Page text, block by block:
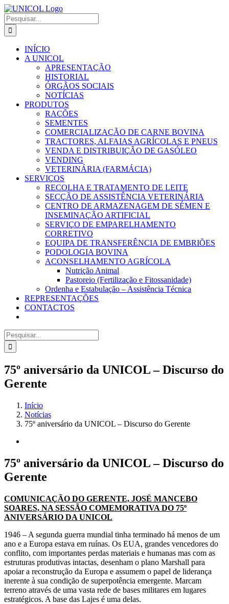
Skip
to
content
Pesquisar
INÍCIO
A UNICOL
APRESENTAÇÃO
HISTORIAL
ÓRGÃOS SOCIAIS
NOTÍCIAS
PRODUTOS
RAÇÕES
SEMENTES
COMERCIALIZAÇÃO DE CARNE BOVINA
TRACTORES, ALFAIAS AGRÍCOLAS E PNEUS
VENDA E DISTRIBUIÇÃO DE GASÓLEO
VENDING
VETERINÁRIA (FARMÁCIA)
SERVIÇOS
RECOLHA E TRATAMENTO DE LEITE
SECÇÃO DE ASSISTÊNCIA VETERINÁRIA
CENTRO DE ARMAZENAGEM DE SÉMEN E
INSEMINAÇÃO ARTIFICIAL
SERVIÇO DE EMPARELHAMENTO
CORRETIVO
EQUIPA DE TRANSFERÊNCIA DE EMBRIÕES
PODOLOGIA BOVINA
ACONSELHAMENTO AGRÍCOLA
Nutrição Animal
Pastoreio (Fertilização e Fitossanidade)
Ordenha e Estabulação – Assistência Técnica
REPRESENTAÇÕES
CONTACTOS
Pesquisar
75º aniversário da UNICOL – Discurso do
Gerente
Início
Notícias
75º aniversário da UNICOL – Discurso do Gerente
Image
75º aniversário da UNICOL – Discurso do
Gerente
COMUNICAÇÃO DO GERENTE, JOSÉ MANCEBO
SOARES, NA SESSÃO COMEMORATIVA DO 75º
ANIVERSÁRIO DA UNICOL
1946 – A segunda guerra mundial tinha terminado há menos de um
ano e a Europa estava em ruínas. Os EUA, grandes vencedores do
conflito, com importantes perdas materiais e humanas mas com as
estruturas produtivas intactas, desenham o plano Marshall para
apoiar a reconstrução da Europa e assumem o papel de liderança
inerente à sua condição de superpotência emergente. Marcam
terreno através de uma vasta rede de bases militares em lugares
estratégicos. A base das Lajes é uma delas.